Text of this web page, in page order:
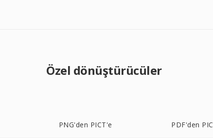
Özel dönüştürücüler
PNG'den PICT'e PDF'den